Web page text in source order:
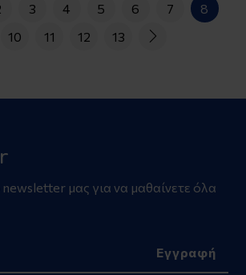
3 4 5 6 7
8
10 11 12 13
μας για να μαθαίνετε όλα